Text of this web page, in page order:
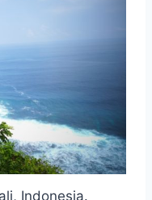
Indonesia.